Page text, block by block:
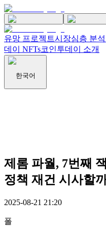
유망 프로젝트시장심층 분석
데이 NFTs코인투데이 소개
한국어
제롬 파월, 7번째
정책 재건 시사할
2025-08-21 21:20
폴